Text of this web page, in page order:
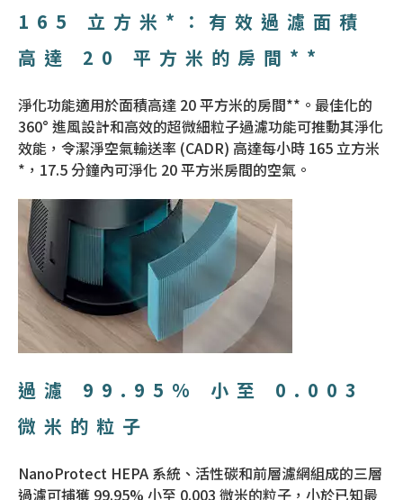
165 立方米*：有效過濾面積
高達 20 平方米的房間**
淨化功能適用於面積高達 20 平方米的房間**。最佳化的
360° 進風設計和高效的超微細粒子過濾功能可推動其淨化
效能，令潔淨空氣輸送率 (CADR) 高達每小時 165 立方米
*，17.5 分鐘內可淨化 20 平方米房間的空氣。
過濾 99.95% 小至 0.003
微米的粒子
NanoProtect HEPA 系統、活性碳和前層濾網組成的三層
過濾可捕獲 99.95% 小至 0.003 微米的粒子，小於已知最